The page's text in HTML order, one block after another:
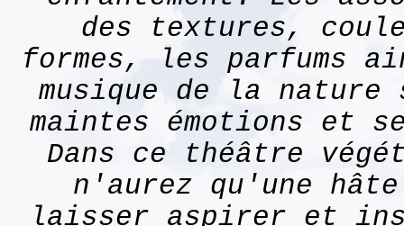
des textures,
formes, les parfums
musique de la nature
maintes émotions et
Dans ce théâtre
n'aurez qu'une
laisser aspirer et